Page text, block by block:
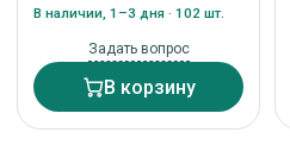
В наличии, 1–3 дня · 102 шт.
Задать вопрос
В корзину